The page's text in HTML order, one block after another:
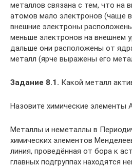
металлов связана с тем, что на
атомов мало электронов (чаще
внешние электроны
меньше электронов на внешнем
дальше они расположены от
металл (ярче выражены его
Задание 8.1. Какой металл
Назовите химические элементы
Металлы и неметаллы в
химических элементов
линия, проведённая от бора к
главных подгруппах находятся